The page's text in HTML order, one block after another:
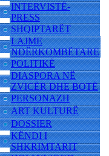
INTERVISTË-
PRESS
SHQIPTARËT
LAJME
NDËRKOMBËTARE
POLITIKË
DIASPORA NË
ZVICËR DHE BOTË
PERSONAZH
ART KULTURË
DOSSIER
KËNDI I
SHKRIMTARIT